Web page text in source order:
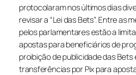
protocolaram nos últimos dias
revisar a “Lei das Bets”.Entre as
pelos parlamentares estão a
apostas para beneficiários de
proibição de publicidade das Bets
transferências por Pix para